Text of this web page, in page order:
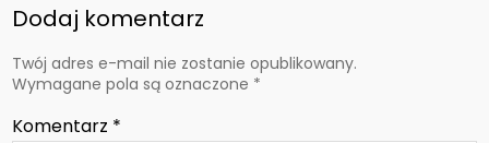
Dodaj komentarz
Twój adres e-mail nie zostanie opublikowany.
Wymagane pola są oznaczone *
Komentarz *